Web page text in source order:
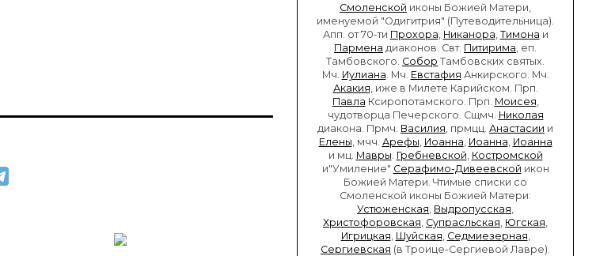
Смоленской иконы Божией Матери,
именуемой "Одигитрия" (Путеводительница).
Апп. от 70-ти Прохора Никанора Тимона и
Пармена диаконов. Свт. Питирима , еп.
Тамбовского. Собор Тамбовских святых.
Мч. Иулиана . Мч. Евстафия Анкирского. Мч.
Акакия , иже в Милете Карийском. Прп.
Павла Ксиропотамского. Прп. Моисея
чудотворца Печерского. Сщмч. Николая
диакона. Прмч. Василия , прмцц. Анастасии и
Елены , мчч. Арефы Иоанна Иоанна Иоанна
и мц. Мавры Гребневской Костромской
и"Умиление" Серафимо-Дивеевской икон
Божией Матери. Чтимые списки со
Смоленской иконы Божией Матери:
Устюженская Выдропусская
Христофоровская Супрасльская Югская
Игрицкая Шуйская Седмиезерная
Сергиевская (в Троице-Сергиевой Лавре).